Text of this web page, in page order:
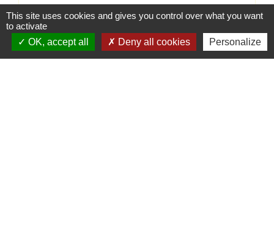
Étranger - Europe
Comment obtenir un second livret de famille en
cas de perte, vol ou détérioration ?
This site uses cookies and gives you control over what you want
to activate
OK, accept all
Deny all cookies Personalize